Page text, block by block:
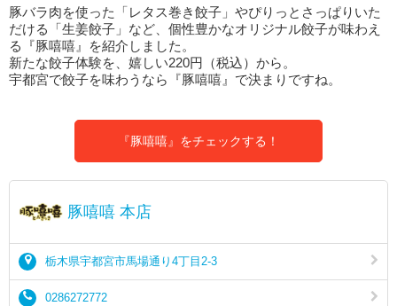
豚バラ肉を使った「レタス巻き餃子」やぴりっとさっぱりいた
だける「生姜餃子」など、個性豊かなオリジナル餃子が味わえ
る『豚嘻嘻』を紹介しました。
新たな餃子体験を、嬉しい220円（税込）から。
宇都宮で餃子を味わうなら『豚嘻嘻』で決まりですね。
『豚嘻嘻』をチェックする！
豚嘻嘻 本店
栃木県宇都宮市馬場通り4丁目2-3
0286272772